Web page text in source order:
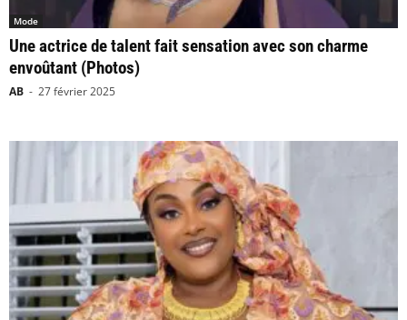
Mode
Une actrice de talent fait sensation avec son charme
envoûtant (Photos)
AB - 27 février 2025